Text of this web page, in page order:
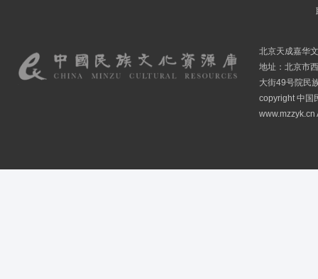
北京天成嘉华
地址：北京市
大街49号院民
copyright 中国